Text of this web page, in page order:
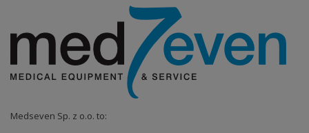
Medseven Sp. z o.o. to: